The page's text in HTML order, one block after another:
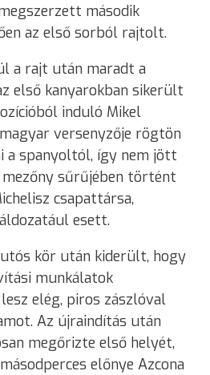
második
az első sorból rajtolt.
a rajt után maradt a
első kanyarokban sikerült
induló Mikel
versenyzője rögtön
a spanyoltól, így nem jött
sűrűjében történt
csapattársa,
esett.
kör után kiderült, hogy
munkálatok
elég, piros zászlóval
Az újraindítás után
megőrizte első helyét,
előnye Azcona